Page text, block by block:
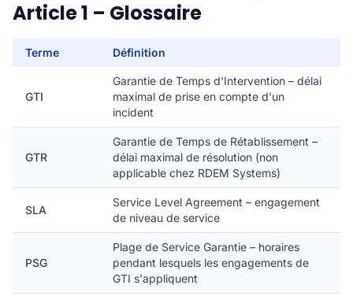
Article 1 – Glossaire
Terme Définition
GTI
Garantie de Temps d'Intervention – délai
maximal de prise en compte d'un
incident
GTR
Garantie de Temps de Rétablissement –
délai maximal de résolution (non
applicable chez RDEM Systems)
SLA
Service Level Agreement – engagement
de niveau de service
PSG
Plage de Service Garantie – horaires
pendant lesquels les engagements de
GTI s'appliquent